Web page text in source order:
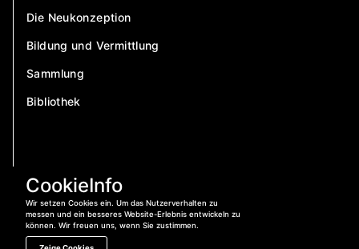
CookieInfo
Wir setzen Cookies ein. Um das Nutzerverhalten zu
messen und ein besseres Website-Erlebnis entwickeln zu
können. Wir freuen uns, wenn Sie zustimmen.
Die Neukonzeption
Bildung und Vermittlung
Sammlung
Bibliothek